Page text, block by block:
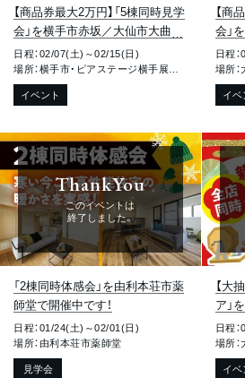
【商品券最大2万円】「5棟同時見学
会」を横手市赤坂／大仙市大曲船
場町で開催します！
日程：02/07(土)～02/15(日)
イベント
【商
会」
赤坂
日程
イベ
ThankYou
このイベントは
終了しました。
「2棟同時体感会」を由利本荘市薬
師堂で開催中です！
日程：01/24(土)～02/01(日)
場所：由利本荘市薬師堂
見学会
【大
ア」
日程
場所
イベ